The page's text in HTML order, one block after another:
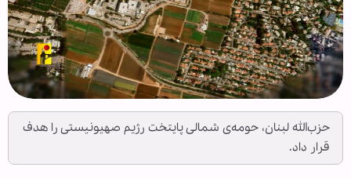
حزب‌الله لبنان، حومه‌ی شمالی پایتخت رژیم صهیونیستی را هدف
قرار داد.